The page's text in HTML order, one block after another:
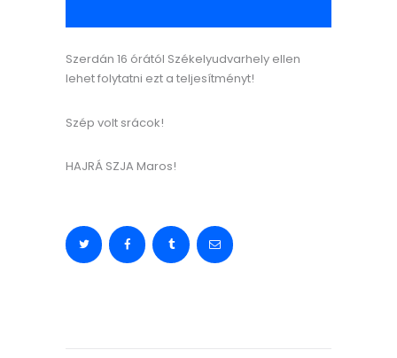
Szerdán 16 órától Székelyudvarhely ellen
lehet folytatni ezt a teljesítményt!
Szép volt srácok!
HAJRÁ SZJA Maros!